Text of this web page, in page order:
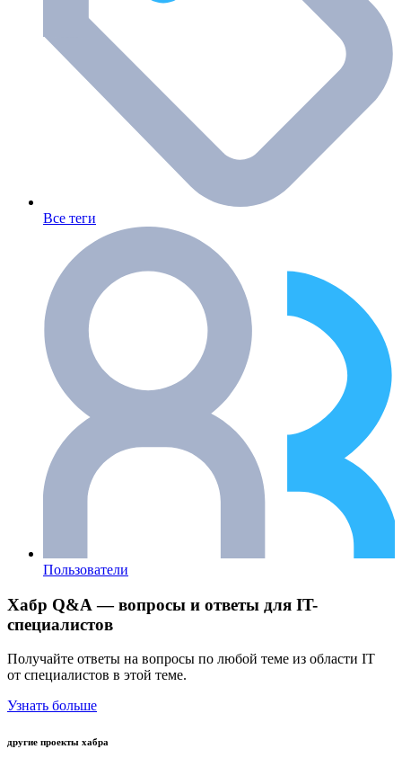
Все теги
Пользователи
Хабр Q&A — вопросы и ответы для IT-
специалистов
Получайте ответы на вопросы по любой теме из области IT
от специалистов в этой теме.
Узнать больше
другие проекты хабра